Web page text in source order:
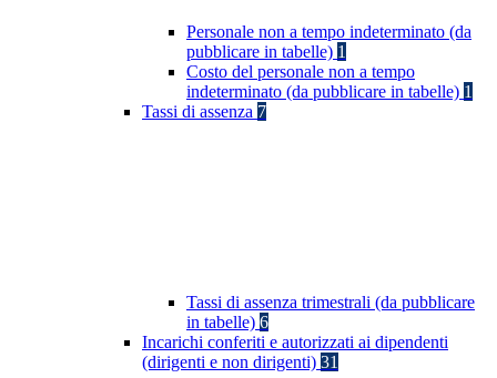
Personale non a tempo indeterminato (da
pubblicare in tabelle) 1
Costo del personale non a tempo
indeterminato (da pubblicare in tabelle) 1
Tassi di assenza 7
Tassi di assenza trimestrali (da pubblicare
in tabelle) 6
Incarichi conferiti e autorizzati ai dipendenti
(dirigenti e non dirigenti) 31